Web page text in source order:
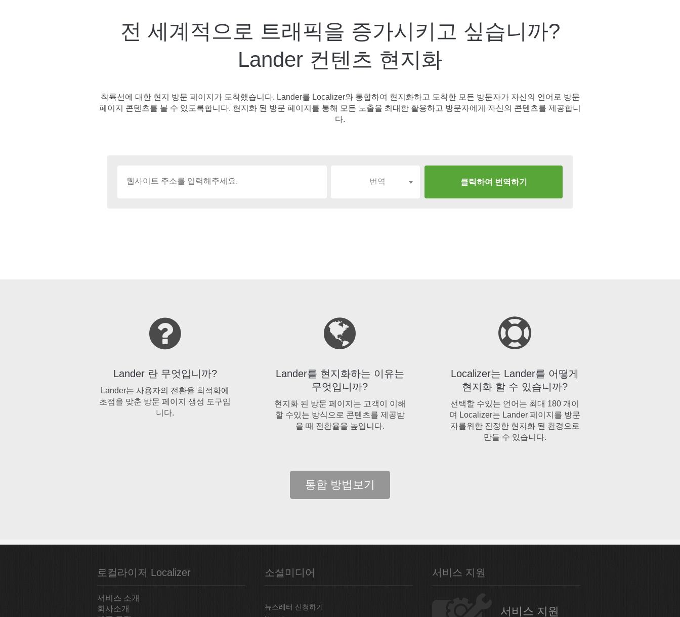
전 세계적으로 트래픽을 증가시키고 싶습니까?
Lander 컨텐츠 현지화
착륙선에 대한 현지 방문 페이지가 도착했습니다. Lander를 Localizer와 통합하여 현지화하고 도착한 모든 방문자가 자신의 언어로 방문
페이지 콘텐츠를 볼 수 있도록합니다. 현지화 된 방문 페이지를 통해 모든 노출을 최대한 활용하고 방문자에게 자신의 콘텐츠를 제공합니
다.
번역 클릭하여 번역하기
Lander 란 무엇입니까?
Lander는 사용자의 전환율 최적화에
초점을 맞춘 방문 페이지 생성 도구입
니다.
Lander를 현지화하는 이유는
무엇입니까?
현지화 된 방문 페이지는 고객이 이해
할 수있는 방식으로 콘텐츠를 제공받
을 때 전환율을 높입니다.
Localizer는 Lander를 어떻게
현지화 할 수 있습니까?
선택할 수있는 언어는 최대 180 개이
며 Localizer는 Lander 페이지를 방문
자를위한 진정한 현지화 된 환경으로
만들 수 있습니다.
통합 방법보기
로컬라이저 Localizer
서비스 소개
회사소개
소셜미디어
뉴스레터 신청하기
서비스 지원
서비스 지원